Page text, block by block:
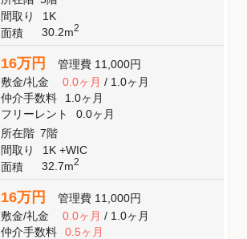
間取り
1K
面積
30.2m2
16万円 管理費 11,000円
敷金/礼金 0.0ヶ月/ 1.0ヶ月
仲介手数料
1.0ヶ月
フリーレント
0.0ヶ月
所在階 7階
間取り
1K +WIC
面積
32.7m2
16万円 管理費 11,000円
敷金/礼金 0.0ヶ月/ 1.0ヶ月
仲介手数料
0.5ヶ月